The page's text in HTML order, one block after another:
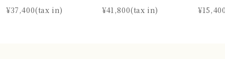
¥37,400(tax in) ¥41,800(tax in)